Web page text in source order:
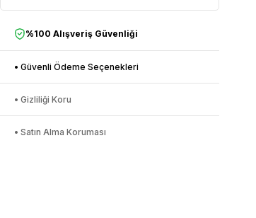
%100 Alışveriş Güvenliği
• Güvenli Ödeme Seçenekleri
• Gizliliği Koru
• Satın Alma Koruması